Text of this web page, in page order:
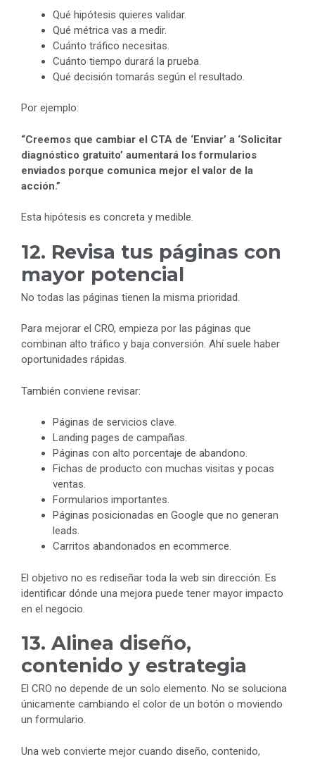
Qué hipótesis quieres validar.
Qué métrica vas a medir.
Cuánto tráfico necesitas.
Cuánto tiempo durará la prueba.
Qué decisión tomarás según el resultado.
Por ejemplo:
“Creemos que cambiar el CTA de ‘Enviar’ a ‘Solicitar
diagnóstico gratuito’ aumentará los formularios
enviados porque comunica mejor el valor de la
acción.”
Esta hipótesis es concreta y medible.
12. Revisa tus páginas con
mayor potencial
No todas las páginas tienen la misma prioridad.
Para mejorar el CRO, empieza por las páginas que
combinan alto tráfico y baja conversión. Ahí suele haber
oportunidades rápidas.
También conviene revisar:
Páginas de servicios clave.
Landing pages de campañas.
Páginas con alto porcentaje de abandono.
Fichas de producto con muchas visitas y pocas
ventas.
Formularios importantes.
Páginas posicionadas en Google que no generan
leads.
Carritos abandonados en ecommerce.
El objetivo no es rediseñar toda la web sin dirección. Es
identificar dónde una mejora puede tener mayor impacto
en el negocio.
13. Alinea diseño,
contenido y estrategia
El CRO no depende de un solo elemento. No se soluciona
únicamente cambiando el color de un botón o moviendo
un formulario.
Una web convierte mejor cuando diseño, contenido,